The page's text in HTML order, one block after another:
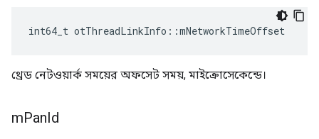
int64_t otThreadLinkInfo ::mNetworkTimeOffset
থ্রেড নেটওয়ার্ক সময়ের অফসেট সময়, মাইক্রোসেকেন্ডে।
mPanId